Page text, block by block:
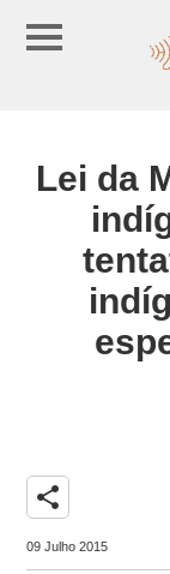
Lei da
share
09 Julho 2015